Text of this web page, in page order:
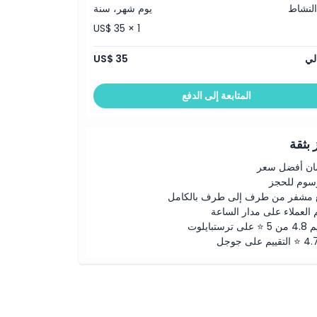
يوم شهر، سنة
US$ 35 × 1
US$ 35
المتابعة إلى الدفع
بثقة
أفضل سعر
للحجز
مشفر من طرف إلى طرف بالكامل
العملاء على مدار الساعة
على جوجل